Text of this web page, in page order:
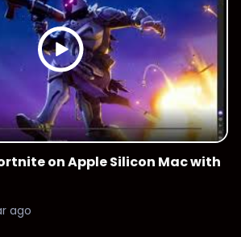
on Apple Silicon Mac with
ago